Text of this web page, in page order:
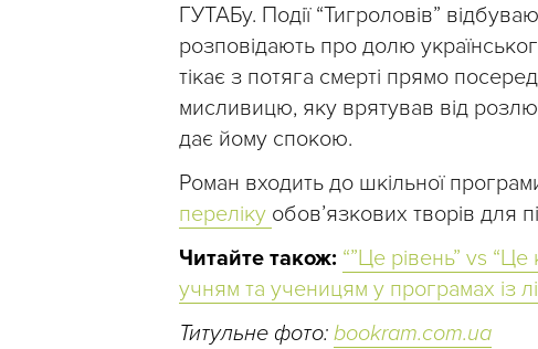
ГУТАБу. Події “Тигроловів”
розповідають про долю
тікає з потяга смерті прямо
мисливицю, яку врятував від
дає йому спокою.
Роман входить до шкільної
переліку обов’язкових творів для
Читайте також: “”Це рівень” vs
учням та ученицям у програмах із
Титульне фото: bookram.com.ua